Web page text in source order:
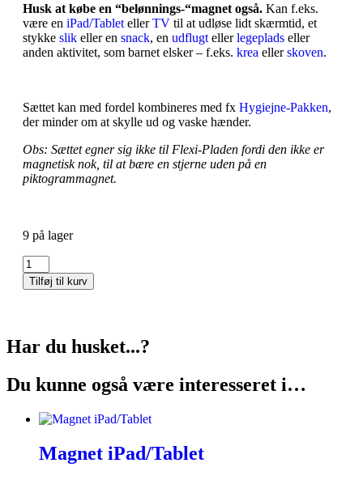
Husk at købe en “belønnings-“magnet også. Kan f.eks.
være en iPad/Tablet ellerTV til at udløse lidt skærmtid, et
stykke slik eller en snack, en udflugt ellerlegeplads eller
anden aktivitet, som barnet elsker – f.eks. krea ellerskoven.
Sættet kan med fordel kombineres med fx Hygiejne-Pakken,
der minder om at skylle ud og vaske hænder.
Obs: Sættet egner sig ikke til Flexi-Pladen fordi den ikke er
magnetisk nok, til at bære en stjerne uden på en
piktogrammagnet.
9 på lager
Tilføj til kurv
Har du husket...?
Du kunne også være interesseret i…
Magnet iPad/Tablet